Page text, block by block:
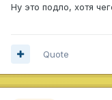
Ну это подло, хотя
Quote